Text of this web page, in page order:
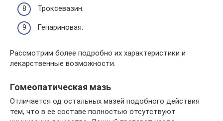
Троксевазин.
Гепариновая.
Рассмотрим более подробно их характеристики и
лекарственные возможности.
Гомеопатическая мазь
Отличается од остальных мазей подобного действия
тем, что в ее составе полностью отсутствуют